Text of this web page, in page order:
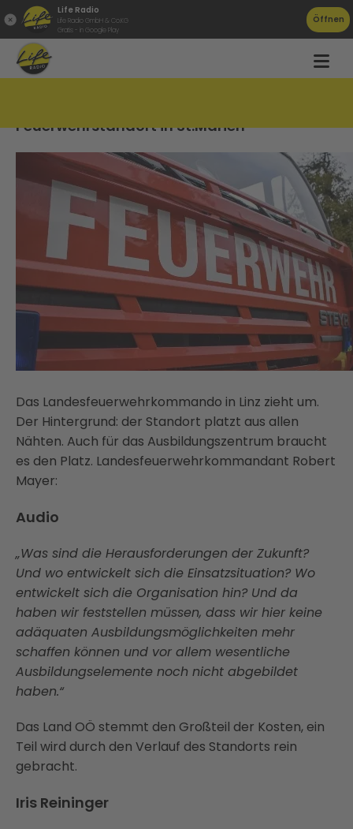
Life Radio
Life Radio GmbH & Co.KG
Gratis - in Google Play
Öffnen
Feuerwehrstandort in St.Marien
Das Landesfeuerwehrkommando in Linz zieht um.
Der Hintergrund: der Standort platzt aus allen
Nähten. Auch für das Ausbildungszentrum braucht
es den Platz. Landesfeuerwehrkommandant Robert
Mayer:
Audio
„Was sind die Herausforderungen der Zukunft?
Und wo entwickelt sich die Einsatzsituation? Wo
entwickelt sich die Organisation hin? Und da
haben wir feststellen müssen, dass wir hier keine
adäquaten Ausbildungsmöglichkeiten mehr
schaffen können und vor allem wesentliche
Ausbildungselemente noch nicht abgebildet
haben.“
Das Land OÖ stemmt den Großteil der Kosten, ein
Teil wird durch den Verlauf des Standorts rein
gebracht.
Iris Reininger